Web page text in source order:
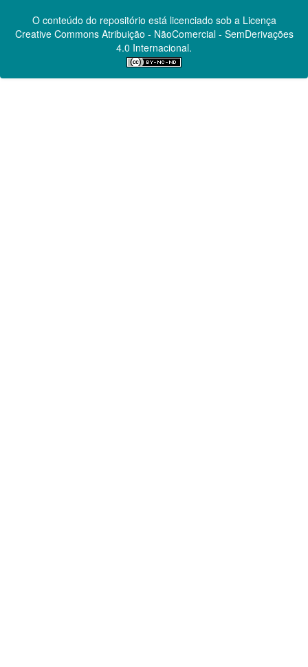
O conteúdo do repositório está licenciado sob a Licença
Creative CommonsAtribuição - NãoComercial - SemDerivações
4.0 Internacional.